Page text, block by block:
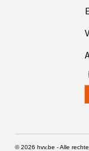
© 2026 hvv.be - Alle